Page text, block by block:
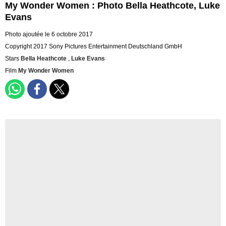
My Wonder Women : Photo Bella Heathcote, Luke
Evans
Photo ajoutée le 6 octobre 2017
Copyright 2017 Sony Pictures Entertainment Deutschland GmbH
Stars Bella Heathcote , Luke Evans
Film My Wonder Women